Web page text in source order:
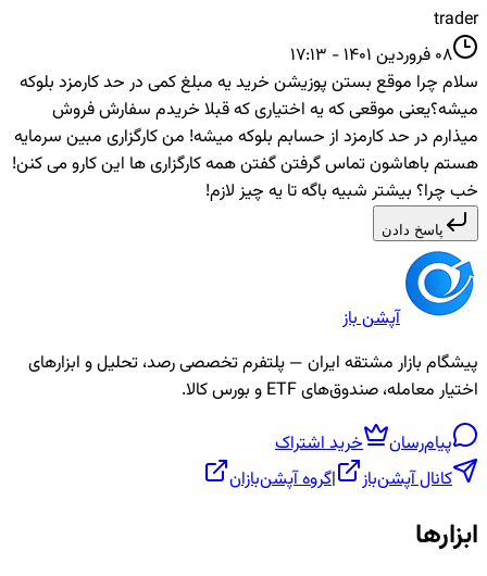
trader
08 فروردین 1401 - 17:13
سلام چرا موقع بستن پوزیشن خرید یه مبلغ کمی در حد کارمزد بلوکه
میشه؟یعنی موقعی که یه اختیاری که قبلا خریدم سفارش فروش
میذارم در حد کارمزد از حسابم بلوکه میشه! من کارگزاری مبین سرمایه
هستم باهاشون تماس گرفتن گفتن همه کارگزاری ها این کارو می کنن!
خب چرا؟ بیشتر شبیه باگه تا یه چیز لازم!
پاسخ دادن
آپشن باز
پیشگام بازار مشتقه ایران — پلتفرم تخصصی رصد، تحلیل و ابزارهای
اختیار معامله، صندوق‌های ETF و بورس کالا.
پیام‌رسان
خرید اشتراک
کانال آپشن‌باز
|گروه آپشن‌بازان
ابزارها